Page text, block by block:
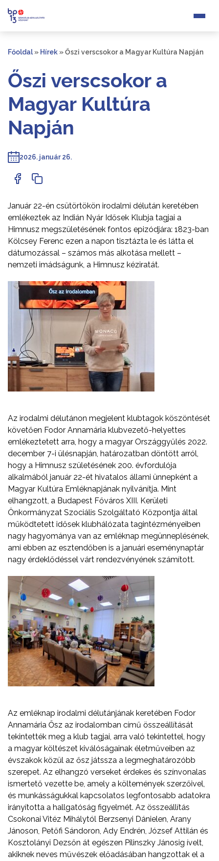
Főoldal » Hírek »Őszi verscsokor a Magyar Kultúra Napján
Őszi verscsokor a
Magyar Kultúra
Napján
2026. január 26.
Január 22-én csütörtökön irodalmi délután keretében
emlékeztek az Indián Nyár Idősek Klubja tagjai a
Himnusz megszületésének fontos epizódjára: 1823-ban
Kölcsey Ferenc ezen a napon tisztázta le és látta el
dátumozással – számos más alkotása mellett –
nemzeti imádságunk, a Himnusz kéziratát.
Az irodalmi délutánon megjelent klubtagok köszöntését
követően Fodor Annamária klubvezető-helyettes
emlékeztetett arra, hogy a magyar Országgyűlés 2022.
december 7-i ülésnapján, határozatban döntött arról,
hogy a Himnusz születésének 200. évfordulója
alkalmából január 22-ét hivatalos állami ünnepként a
Magyar Kultúra Emléknapjának nyilvánítja. Mint
elhangzott, a Budapest Főváros XIII. Kerületi
Önkormányzat Szociális Szolgáltató Központja által
működtetett idősek klubhálózata tagintézményeiben
nagy hagyománya van az emléknap megünneplésének,
ami ebben az esztendőben is a januári eseménynaptár
nagy érdeklődéssel várt rendezvényének számított.
Az emléknap irodalmi délutánjának keretében Fodor
Annamária Ősz az irodalomban című összeállítását
tekintették meg a klub tagjai, arra való tekintettel, hogy
a magyar költészet kiválóságainak életműveiben az
évszakok közül az ősz játssza a legmeghatározóbb
szerepet. Az elhangzó verseket érdekes és színvonalas
ismertető vezette be, amely a költemények szerzőivel,
és munkásságukkal kapcsolatos legfontosabb adatokra
irányította a hallgatóság figyelmét. Az összeállítás
Csokonai Vitéz Mihálytól Berzsenyi Dánielen, Arany
Jánoson, Petőfi Sándoron, Ady Endrén, József Attilán és
Kosztolányi Dezsőn át egészen Pilinszky Jánosig ívelt,
akiknek neves művészek előadásában hangzottak el a